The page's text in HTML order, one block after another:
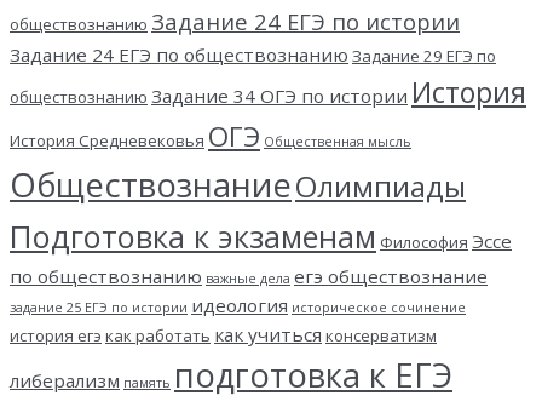
обществознанию Задание 24 ЕГЭ по истории
Задание 24 ЕГЭ по обществознанию Задание 29 ЕГЭ по
обществознанию Задание 34 ОГЭ по истории История
История Средневековья ОГЭ Общественная мысль
ОбществознаниеОлимпиады
Подготовка к экзаменам Философия Эссе
по обществознанию важные дела егэ обществознание
задание 25 ЕГЭ по истории идеология историческое сочинение
история егэ как работать как учиться консерватизм
либерализм память подготовка к ЕГЭ